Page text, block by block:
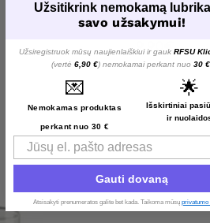
Taste Oral
9.90€
Užsitikrink nemokamą
savo užsakymui!
Užsiregistruok mūsų naujienlaiškiui ir gauk RFSU
(vertė 6,90 €) nemokamai perkant nuo 30 €
💌
Nemokamas produktas
perkant nuo 30 €
🌟
Išskirtiniai
ir
Email
Gauti dovaną
Atsisakyti prenumeratos galite bet kada. Taikoma mūsų privatumo